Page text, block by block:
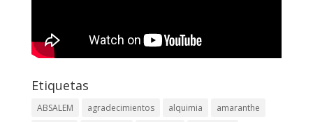
Etiquetas
ABSALEM agradecimientos alquimia
amaranthe